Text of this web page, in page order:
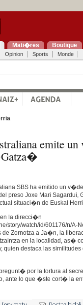
Mati�res Boutique
Opinion Sports Monde
emite
SBS ha emitido un
preso Joxe Mari Sagardui,
situaci�n de Euskal
la direcci�n
story/watch/id/601176/n/A-
de Zornotza a Ja�n, la
en la localidad, as�
quien destaca las
por la tortura al
ante lo que �ste cort� la